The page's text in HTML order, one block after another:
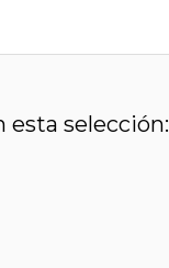
esta selección: